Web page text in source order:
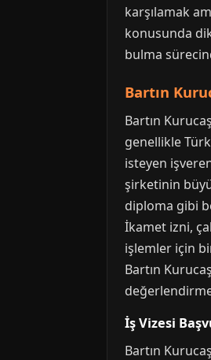
karşılamak
konusunda
bulma
Bartın
Bartın
genellikle
isteyen
şirketinin
diploma gibi
İkamet izni,
işlemler için
Bartın
İş Vizesi
Bartın